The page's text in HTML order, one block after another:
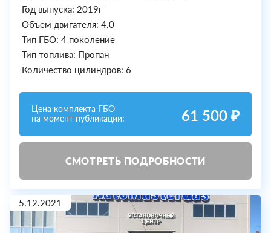
Год выпуска: 2019г
Объем двигателя: 4.0
Тип ГБО: 4 поколение
Тип топлива: Пропан
Количество цилиндров: 6
Цена комплекта ГБО
на момент публикации:
61 500 ₽
СМОТРЕТЬ ПОДРОБНОСТИ
5.12.2021